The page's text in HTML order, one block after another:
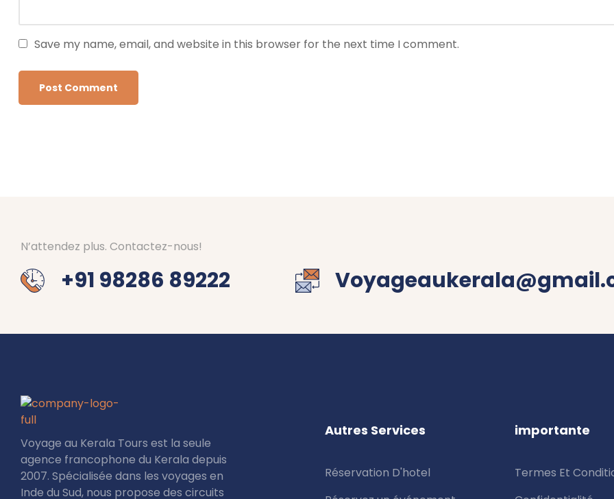
Save my name, email, and website in this browser for the next time I comment.
N’attendez plus. Contactez-nous!
+91 98286 89222
Voyage au Kerala Tours est la seule
agence francophone du Kerala depuis
2007. Spécialisée dans les voyages en
Inde du Sud, nous propose des circuits
Autres Services
Réservation D'hotel
importante
Termes Et